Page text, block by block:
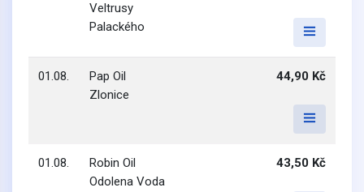
Veltrusy
Palackého
01.08.
Pap Oil
Zlonice
44,90 Kč
01.08.
Robin Oil
Odolena Voda
43,50 Kč